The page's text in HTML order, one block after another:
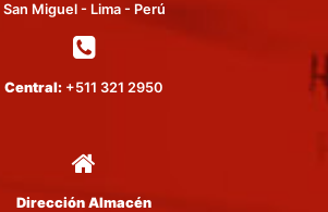
San Miguel - Lima - Perú
Central: +511 321 2950
Dirección Almacén